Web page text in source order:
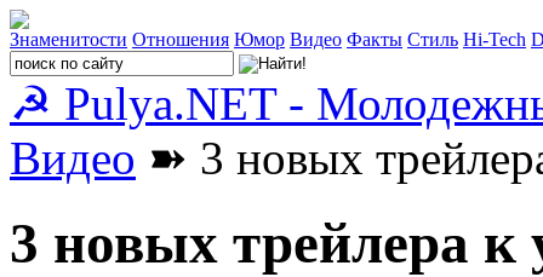
Знаменитости Отношения Юмор Видео Факты Стиль Hi-Tech
☭ Pulya.NET -
Видео ➽ 3 новых
3 новых трейлера к